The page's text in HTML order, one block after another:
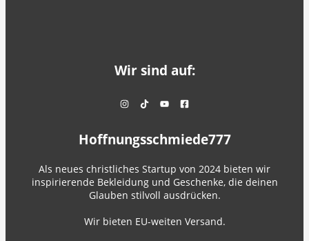
Wir sind auf:
Hoffnungsschmiede777
Als neues christliches Startup von 2024 bieten wir
inspirierende Bekleidung und Geschenke, die deinen
Glauben stilvoll ausdrücken.
Wir bieten EU-weiten Versand.